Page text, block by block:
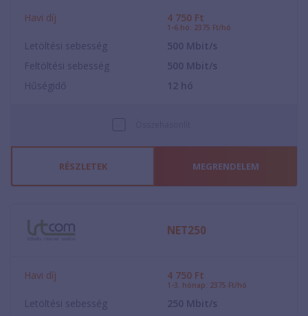
Havi díj 4 750 Ft
1-6.hó: 2375 Ft/hó
Letöltési sebesség 500 Mbit/s
Feltöltési sebesség
500 Mbit/s
Hűségidő
12 hó
RÉSZLETEK MEGRENDELEM
NET250
Havi díj 4 750 Ft
1-3. hónap: 2375 Ft/hó
Letöltési sebesség 250 Mbit/s